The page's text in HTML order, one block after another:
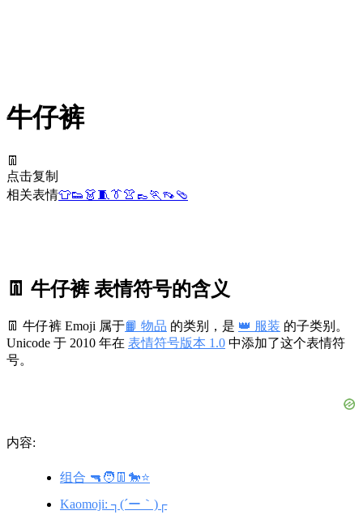
牛仔裤
👖
点击复制
相关表情👕👟👗🧵 👔👚 👞🏃 👡🩴
👖 牛仔裤 表情符号的含义
👖 牛仔裤 Emoji 属于📙 物品 的类别，是 👑 服装 的子类别。
Unicode 于 2010 年在 表情符号版本 1.0 中添加了这个表情符
号。
内容:
组合 🔫🧑👖🐎⭐
Kaomoji: ┐(´ー｀)┌